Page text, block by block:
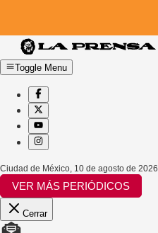
Toggle Menu
Ciudad de México 10 de agosto de 2026
VER MÁS PERIÓDICOS
Cerrar